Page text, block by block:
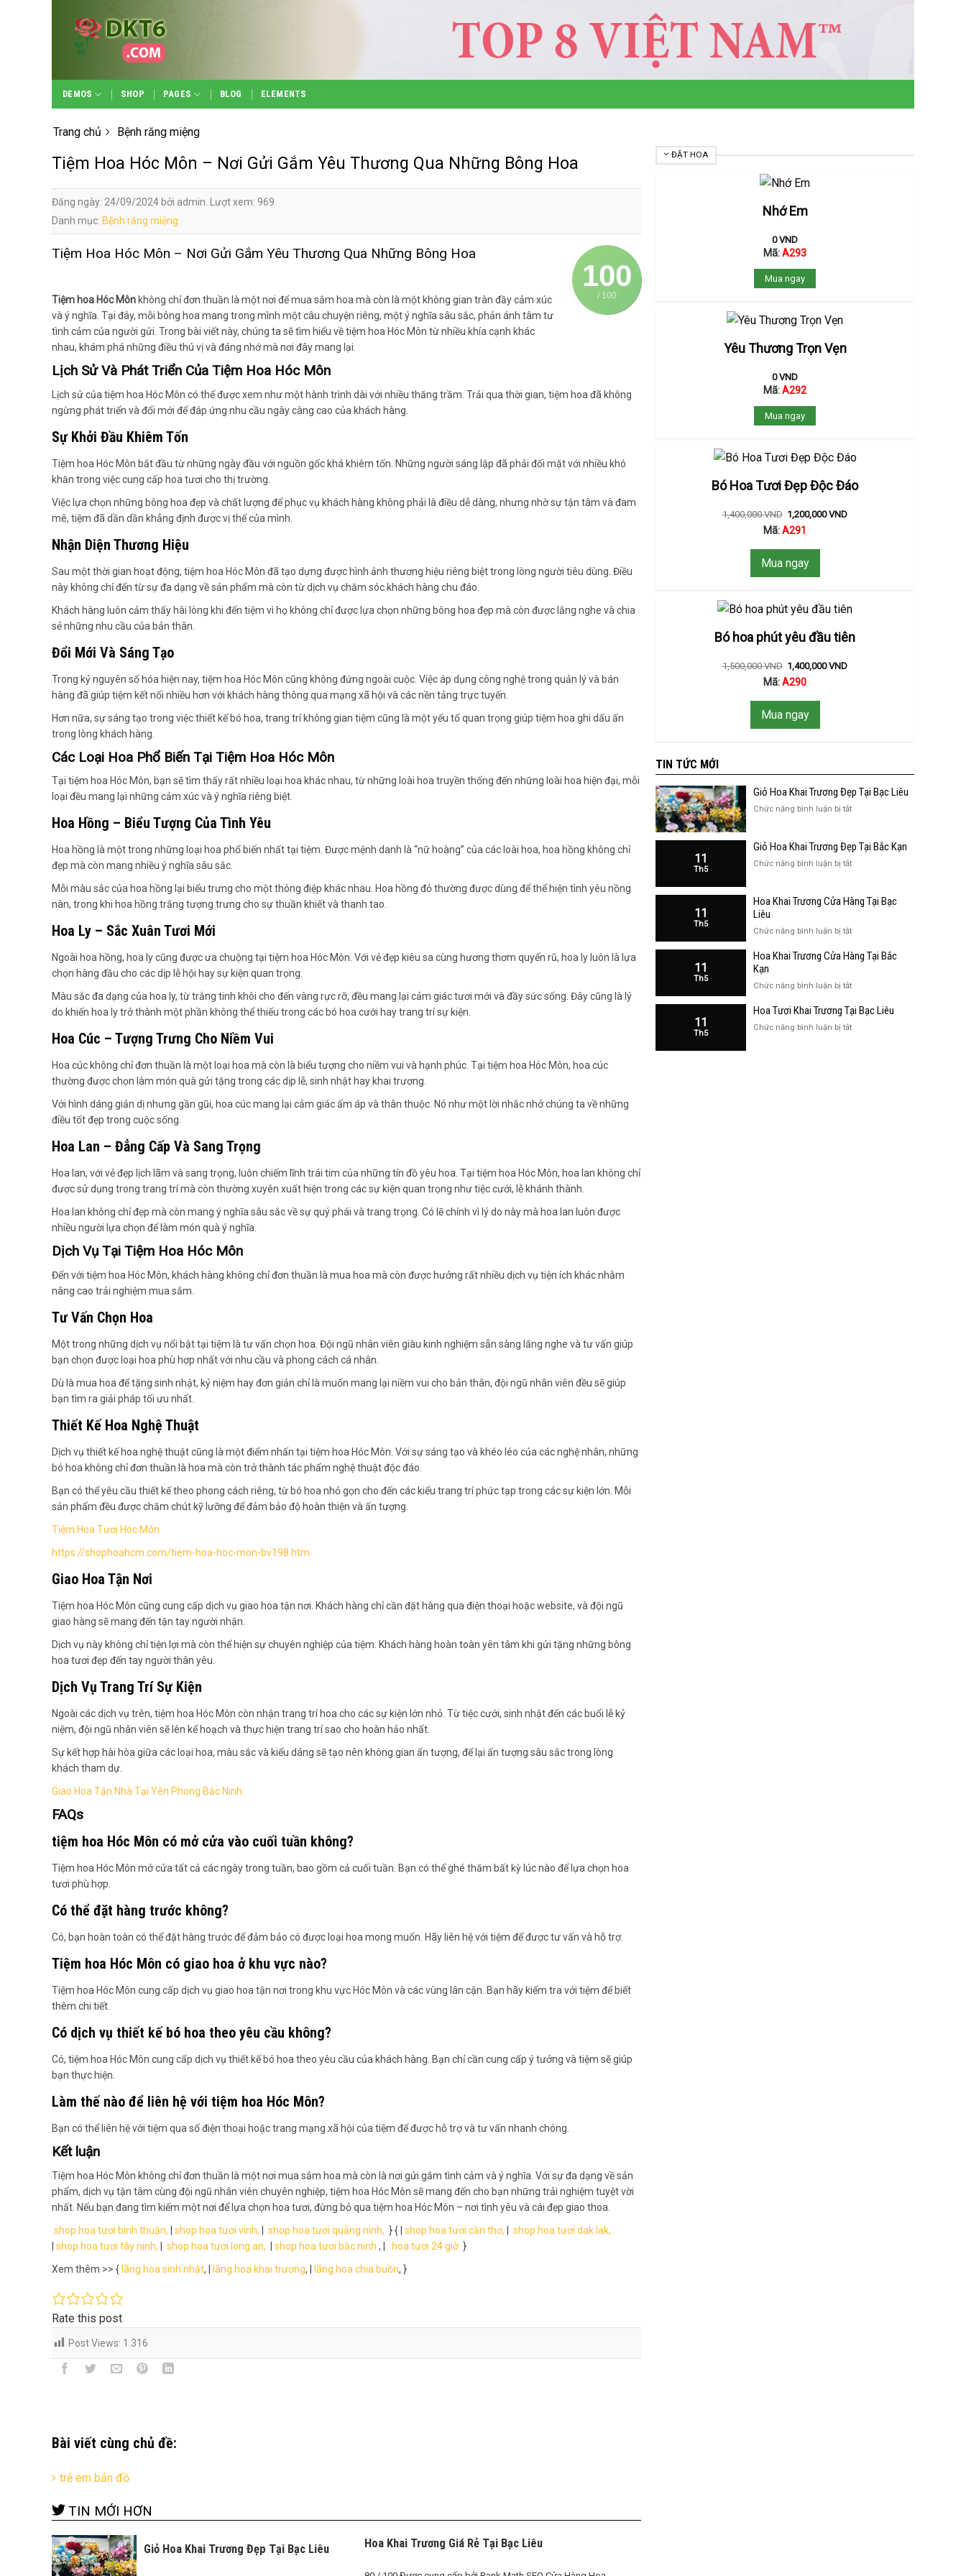
content
DEMOS SHOP PAGES BLOG ELEMENTS
Trang chủ Bệnh răng miệng
Tiệm Hoa Hóc Môn – Nơi Gửi Gắm Yêu Thương Qua Những Bông Hoa
Đăng ngày: 24/09/2024 bởi admin. Lượt xem: 969
Danh mục: Bệnh răng miệng
100
/ 100
Tiệm Hoa Hóc Môn – Nơi Gửi Gắm Yêu Thương Qua Những Bông Hoa
Tiệm hoa Hóc Môn không chỉ đơn thuần là một nơi để mua sắm hoa mà còn là một không gian tràn đầy cảm xúc
và ý nghĩa. Tại đây, mỗi bông hoa mang trong mình một câu chuyện riêng, một ý nghĩa sâu sắc, phản ánh tâm tư
tình cảm của người gửi. Trong bài viết này, chúng ta sẽ tìm hiểu về tiệm hoa Hóc Môn từ nhiều khía cạnh khác
nhau, khám phá những điều thú vị và đáng nhớ mà nơi đây mang lại.
Lịch Sử Và Phát Triển Của Tiệm Hoa Hóc Môn
Lịch sử của tiệm hoa Hóc Môn có thể được xem như một hành trình dài với nhiều thăng trầm. Trải qua thời gian, tiệm hoa đã không
ngừng phát triển và đổi mới để đáp ứng nhu cầu ngày càng cao của khách hàng.
Sự Khởi Đầu Khiêm Tốn
Tiệm hoa Hóc Môn bắt đầu từ những ngày đầu với nguồn gốc khá khiêm tốn. Những người sáng lập đã phải đối mặt với nhiều khó
khăn trong việc cung cấp hoa tươi cho thị trường.
Việc lựa chọn những bông hoa đẹp và chất lượng để phục vụ khách hàng không phải là điều dễ dàng, nhưng nhờ sự tận tâm và đam
mê, tiệm đã dần dần khẳng định được vị thế của mình.
Nhận Diện Thương Hiệu
Sau một thời gian hoạt động, tiệm hoa Hóc Môn đã tạo dựng được hình ảnh thương hiệu riêng biệt trong lòng người tiêu dùng. Điều
này không chỉ đến từ sự đa dạng về sản phẩm mà còn từ dịch vụ chăm sóc khách hàng chu đáo.
Khách hàng luôn cảm thấy hài lòng khi đến tiệm vì họ không chỉ được lựa chọn những bông hoa đẹp mà còn được lắng nghe và chia
sẻ những nhu cầu của bản thân.
Đổi Mới Và Sáng Tạo
Trong kỷ nguyên số hóa hiện nay, tiệm hoa Hóc Môn cũng không đứng ngoài cuộc. Việc áp dụng công nghệ trong quản lý và bán
hàng đã giúp tiệm kết nối nhiều hơn với khách hàng thông qua mạng xã hội và các nền tảng trực tuyến.
Hơn nữa, sự sáng tạo trong việc thiết kế bó hoa, trang trí không gian tiệm cũng là một yếu tố quan trọng giúp tiệm hoa ghi dấu ấn
trong lòng khách hàng.
Các Loại Hoa Phổ Biến Tại Tiệm Hoa Hóc Môn
Tại tiệm hoa Hóc Môn, bạn sẽ tìm thấy rất nhiều loại hoa khác nhau, từ những loài hoa truyền thống đến những loài hoa hiện đại, mỗi
loại đều mang lại những cảm xúc và ý nghĩa riêng biệt.
Hoa Hồng – Biểu Tượng Của Tình Yêu
Hoa hồng là một trong những loại hoa phổ biến nhất tại tiệm. Được mệnh danh là “nữ hoàng” của các loài hoa, hoa hồng không chỉ
đẹp mà còn mang nhiều ý nghĩa sâu sắc.
Mỗi màu sắc của hoa hồng lại biểu trưng cho một thông điệp khác nhau. Hoa hồng đỏ thường được dùng để thể hiện tình yêu nồng
nàn, trong khi hoa hồng trắng tượng trưng cho sự thuần khiết và thanh tao.
Hoa Ly – Sắc Xuân Tươi Mới
Ngoài hoa hồng, hoa ly cũng được ưa chuộng tại tiệm hoa Hóc Môn. Với vẻ đẹp kiêu sa cùng hương thơm quyến rũ, hoa ly luôn là lựa
chọn hàng đầu cho các dịp lễ hội hay sự kiện quan trọng.
Màu sắc đa dạng của hoa ly, từ trắng tinh khôi cho đến vàng rực rỡ, đều mang lại cảm giác tươi mới và đầy sức sống. Đây cũng là lý
do khiến hoa ly trở thành một phần không thể thiếu trong các bó hoa cưới hay trang trí sự kiện.
Hoa Cúc – Tượng Trưng Cho Niềm Vui
Hoa cúc không chỉ đơn thuần là một loại hoa mà còn là biểu tượng cho niềm vui và hạnh phúc. Tại tiệm hoa Hóc Môn, hoa cúc
thường được chọn làm món quà gửi tặng trong các dịp lễ, sinh nhật hay khai trương.
Với hình dáng giản dị nhưng gần gũi, hoa cúc mang lại cảm giác ấm áp và thân thuộc. Nó như một lời nhắc nhở chúng ta về những
điều tốt đẹp trong cuộc sống.
Hoa Lan – Đẳng Cấp Và Sang Trọng
Hoa lan, với vẻ đẹp lịch lãm và sang trọng, luôn chiếm lĩnh trái tim của những tín đồ yêu hoa. Tại tiệm hoa Hóc Môn, hoa lan không chỉ
được sử dụng trong trang trí mà còn thường xuyên xuất hiện trong các sự kiện quan trọng như tiệc cưới, lễ khánh thành.
Hoa lan không chỉ đẹp mà còn mang ý nghĩa sâu sắc về sự quý phái và trang trọng. Có lẽ chính vì lý do này mà hoa lan luôn được
nhiều người lựa chọn để làm món quà ý nghĩa.
Dịch Vụ Tại Tiệm Hoa Hóc Môn
Đến với tiệm hoa Hóc Môn, khách hàng không chỉ đơn thuần là mua hoa mà còn được hưởng rất nhiều dịch vụ tiện ích khác nhằm
nâng cao trải nghiệm mua sắm.
Tư Vấn Chọn Hoa
Một trong những dịch vụ nổi bật tại tiệm là tư vấn chọn hoa. Đội ngũ nhân viên giàu kinh nghiệm sẵn sàng lắng nghe và tư vấn giúp
bạn chọn được loại hoa phù hợp nhất với nhu cầu và phong cách cá nhân.
Dù là mua hoa để tặng sinh nhật, kỷ niệm hay đơn giản chỉ là muốn mang lại niềm vui cho bản thân, đội ngũ nhân viên đều sẽ giúp
bạn tìm ra giải pháp tối ưu nhất.
Thiết Kế Hoa Nghệ Thuật
Dịch vụ thiết kế hoa nghệ thuật cũng là một điểm nhấn tại tiệm hoa Hóc Môn. Với sự sáng tạo và khéo léo của các nghệ nhân, những
bó hoa không chỉ đơn thuần là hoa mà còn trở thành tác phẩm nghệ thuật độc đáo.
Bạn có thể yêu cầu thiết kế theo phong cách riêng, từ bó hoa nhỏ gọn cho đến các kiểu trang trí phức tạp trong các sự kiện lớn. Mỗi
sản phẩm đều được chăm chút kỹ lưỡng để đảm bảo độ hoàn thiện và ấn tượng.
Tiệm Hoa Tươi Hóc Môn
https://shophoahcm.com/tiem-hoa-hoc-mon-bv198.htm
Giao Hoa Tận Nơi
Tiệm hoa Hóc Môn cũng cung cấp dịch vụ giao hoa tận nơi. Khách hàng chỉ cần đặt hàng qua điện thoại hoặc website, và đội ngũ
giao hàng sẽ mang đến tận tay người nhận.
Dịch vụ này không chỉ tiện lợi mà còn thể hiện sự chuyên nghiệp của tiệm. Khách hàng hoàn toàn yên tâm khi gửi tặng những bông
hoa tươi đẹp đến tay người thân yêu.
Dịch Vụ Trang Trí Sự Kiện
Ngoài các dịch vụ trên, tiệm hoa Hóc Môn còn nhận trang trí hoa cho các sự kiện lớn nhỏ. Từ tiệc cưới, sinh nhật đến các buổi lễ kỷ
niệm, đội ngũ nhân viên sẽ lên kế hoạch và thực hiện trang trí sao cho hoàn hảo nhất.
Sự kết hợp hài hòa giữa các loại hoa, màu sắc và kiểu dáng sẽ tạo nên không gian ấn tượng, để lại ấn tượng sâu sắc trong lòng
khách tham dự.
Giao Hoa Tận Nhà Tại Yên Phong Bắc Ninh
FAQs
tiệm hoa Hóc Môn có mở cửa vào cuối tuần không?
Tiệm hoa Hóc Môn mở cửa tất cả các ngày trong tuần, bao gồm cả cuối tuần. Bạn có thể ghé thăm bất kỳ lúc nào để lựa chọn hoa
tươi phù hợp.
Có thể đặt hàng trước không?
Có, bạn hoàn toàn có thể đặt hàng trước để đảm bảo có được loại hoa mong muốn. Hãy liên hệ với tiệm để được tư vấn và hỗ trợ.
Tiệm hoa Hóc Môn có giao hoa ở khu vực nào?
Tiệm hoa Hóc Môn cung cấp dịch vụ giao hoa tận nơi trong khu vực Hóc Môn và các vùng lân cận. Bạn hãy kiểm tra với tiệm để biết
thêm chi tiết.
Có dịch vụ thiết kế bó hoa theo yêu cầu không?
Có, tiệm hoa Hóc Môn cung cấp dịch vụ thiết kế bó hoa theo yêu cầu của khách hàng. Bạn chỉ cần cung cấp ý tưởng và tiệm sẽ giúp
bạn thực hiện.
Làm thế nào để liên hệ với tiệm hoa Hóc Môn?
Bạn có thể liên hệ với tiệm qua số điện thoại hoặc trang mạng xã hội của tiệm để được hỗ trợ và tư vấn nhanh chóng.
Kết luận
Tiệm hoa Hóc Môn không chỉ đơn thuần là một nơi mua sắm hoa mà còn là nơi gửi gắm tình cảm và ý nghĩa. Với sự đa dạng về sản
phẩm, dịch vụ tận tâm cùng đội ngũ nhân viên chuyên nghiệp, tiệm hoa Hóc Môn sẽ mang đến cho bạn những trải nghiệm tuyệt vời
nhất. Nếu bạn đang tìm kiếm một nơi để lựa chọn hoa tươi, đừng bỏ qua tiệm hoa Hóc Môn – nơi tình yêu và cái đẹp giao thoa.
shop hoa tươi bình thuận, | shop hoa tươi vinh, | shop hoa tươi quảng ninh, } { | shop hoa tươi cần thơ, | shop hoa tươi dak lak,
| shop hoa tươi tây ninh, | shop hoa tươi long an, | shop hoa tươi băc ninh , | hoa tươi 24 giờ }
Xem thêm >> {lãng hoa sinh nhật, | lãng hoa khai trương, | lãng hoa chia buồn, }
Rate this post
Post Views: 1.316
Bài viết cùng chủ đề:
trẻ em bản đồ
TIN MỚI HƠN
Giỏ Hoa Khai Trương Đẹp Tại Bạc Liêu Hoa Khai Trương Giá Rẻ Tại Bạc Liêu
ĐẶT HOA
Nhớ Em
0VND
Mã:A293
Mua ngay
Yêu Thương Trọn Vẹn
0VND
Mã:A292
Mua ngay
Bó Hoa Tươi Đẹp Độc Đáo
1,400,000VND 1,200,000VND
Mã:A291
Mua ngay
Bó hoa phút yêu đầu tiên
1,500,000VND 1,400,000VND
Mã:A290
Mua ngay
TIN TỨC MỚI
Giỏ Hoa Khai Trương Đẹp Tại Bạc Liêu
Chức năng bình luận bị tắtở
Khai
Đẹp
Liêu
11
Th5
Giỏ Hoa Khai Trương Đẹp Tại Bắc Kạn
Chức năng bình luận bị tắtở
Khai
Tại
Kạn
11
Th5
Hoa Khai Trương Cửa Hàng Tại Bạc
Liêu
Chức năng bình luận bị tắtở
Khai
Hàng
Bạc
Liêu
11
Th5
Hoa Khai Trương Cửa Hàng Tại Bắc
Kạn
Chức năng bình luận bị tắtở
Khai
11
Th5
Hoa Tươi Khai Trương Tại Bạc Liêu
Chức năng bình luận bị tắtở